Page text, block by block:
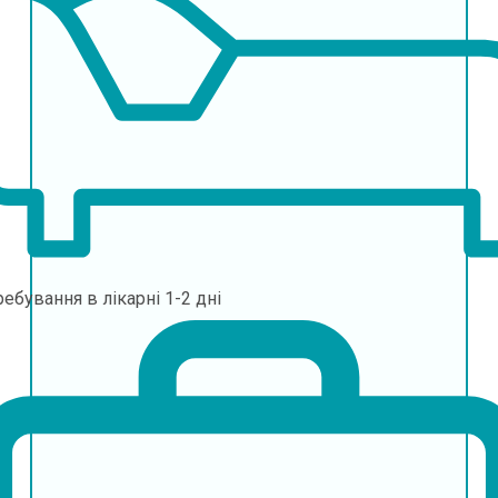
в лікарні 1-2 дні